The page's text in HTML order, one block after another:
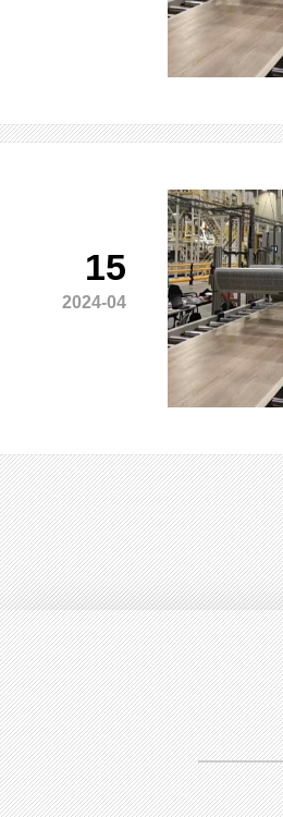
15
2024-04